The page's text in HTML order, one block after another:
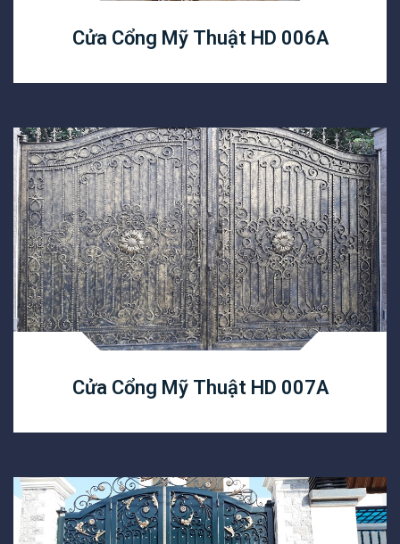
Cửa Cổng Mỹ Thuật HD 006A
Cửa Cổng Mỹ Thuật HD 007A